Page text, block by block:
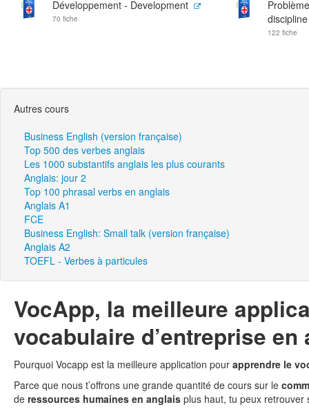
Développement - Development
70 fiche
discipline
122 fiche
Autres cours
Business English (version française)
Top 500 des verbes anglais
Les 1000 substantifs anglais les plus courants
Anglais: jour 2
Top 100 phrasal verbs en anglais
Anglais A1
FCE
Business English: Small talk (version française)
Anglais A2
TOEFL - Verbes à particules
VocApp, la meilleure
vocabulaire d’entreprise en
Pourquoi Vocapp est la meilleure application pour apprendre le
Parce que nous t’offrons une grande quantité de cours sur le
de ressources humaines en anglais plus haut, tu peux retrouver